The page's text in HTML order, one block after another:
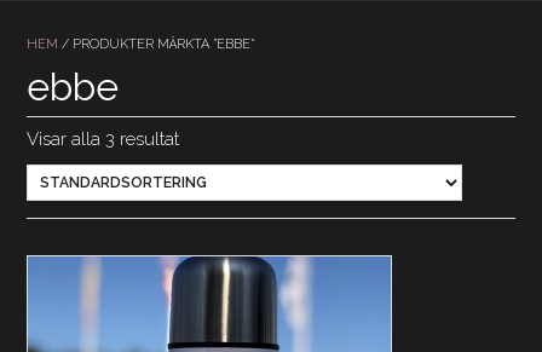
innehåll
HEM / PRODUKTER MÄRKTA ”EBBE”
ebbe
Visar alla 3 resultat